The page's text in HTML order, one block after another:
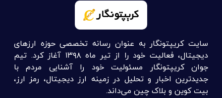
سایت کریپتونگار به عنوان رسانه تخصصی حوزه ارزهای
دیجیتال، فعالیت خود را از تیر ماه ۱۳۹۸ آغاز کرد. تیم
جوان کریپتونگار مسئولیت خود را آشنایی مردم با
جدیدترین اخبار و تحلیل در زمینه ارز دیجیتال، رمز ارز،
بیت کوین و بلاک چین می‌داند.